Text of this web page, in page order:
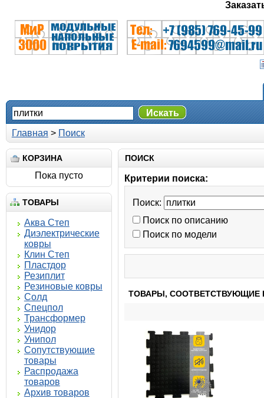
Искать
Главная > Поиск
КОРЗИНА
Пока пусто
ТОВАРЫ
Аква Степ
Диэлектрические
ковры
Клин Степ
Пластдор
Резиплит
Резиновые ковры
Солд
Спецпол
Трансформер
Унидор
Унипол
Сопутствующие
товары
Распродажа
товаров
Архив товаров
ПОИСК
Критерии поиска:
Поиск:
Поиск по описанию
Поиск по модели
ТОВАРЫ, СООТВЕТСТВУЮЩИЕ